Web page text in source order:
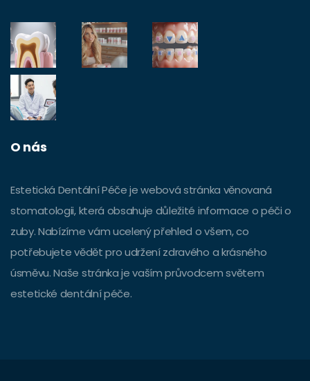
O nás
Estetická Dentální Péče je webová stránka věnovaná
stomatologii, která obsahuje důležité informace o péči o
zuby. Nabízíme vám ucelený přehled o všem, co
potřebujete vědět pro udržení zdravého a krásného
úsměvu. Naše stránka je vaším průvodcem světem
estetické dentální péče.